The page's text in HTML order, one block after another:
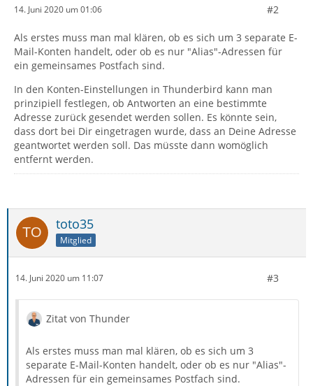
14. Juni 2020 um 01:06 #2
Als erstes muss man mal klären, ob es sich um 3 separate E-
Mail-Konten handelt, oder ob es nur "Alias"-Adressen für
ein gemeinsames Postfach sind.
In den Konten-Einstellungen in Thunderbird kann man
prinzipiell festlegen, ob Antworten an eine bestimmte
Adresse zurück gesendet werden sollen. Es könnte sein,
dass dort bei Dir eingetragen wurde, dass an Deine Adresse
geantwortet werden soll. Das müsste dann womöglich
entfernt werden.
toto35
Mitglied
14. Juni 2020 um 11:07 #3
Zitat von Thunder
Als erstes muss man mal klären, ob es sich um 3
separate E-Mail-Konten handelt, oder ob es nur "Alias"-
Adressen für ein gemeinsames Postfach sind.